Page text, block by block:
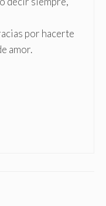
por hacerte
amor.